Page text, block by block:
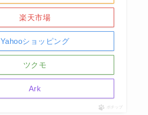
楽天市場
Yahooショッピング
ツクモ
Ark
ポチップ